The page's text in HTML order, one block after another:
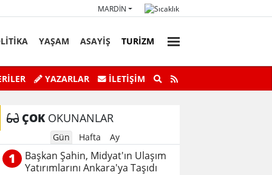
MARDIN
YAŞAM ASAYİŞ TURİZM
Personeli Günü’ne Özel Satranç
Turnuvası
YAZARLAR İLETIŞIM
ÇOKOKUNANLAR
Gün Hafta Ay
1
Başkan Şahin, Midyat'ın Ulaşım
Yatırımlarını Ankara'ya Taşıdı